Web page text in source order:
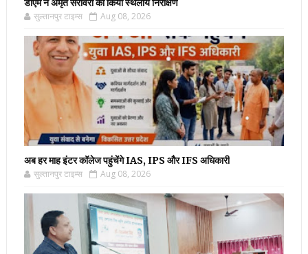
डीएम ने अमृत सरोवरों का किया स्थलीय निरीक्षण
सुल्तानपुर टाइम्स Aug 08, 2026
अब हर माह इंटर कॉलेज पहुंचेंगे IAS, IPS और IFS अधिकारी
सुल्तानपुर टाइम्स Aug 08, 2026